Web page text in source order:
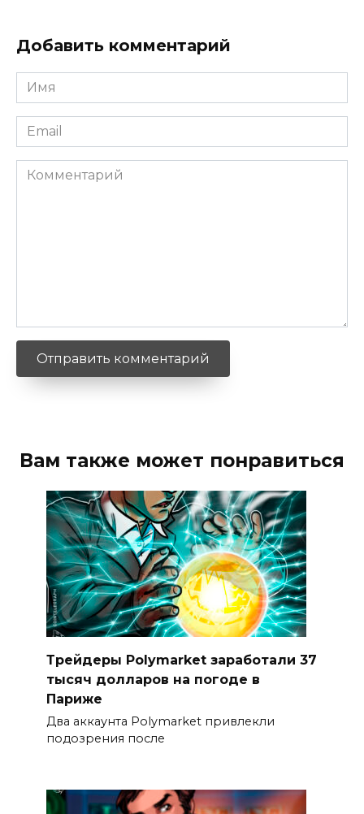
Добавить комментарий
Имя
*
Email
*
Комментарий
Вам также может понравиться
Трейдеры Polymarket заработали 37
тысяч долларов на погоде в
Париже
Два аккаунта Polymarket привлекли
подозрения после